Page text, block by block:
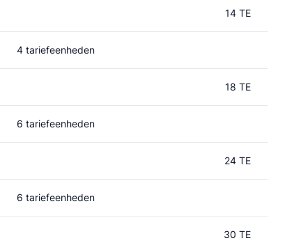
14 TE
4 tariefeenheden
18 TE
6 tariefeenheden
24 TE
6 tariefeenheden
30 TE